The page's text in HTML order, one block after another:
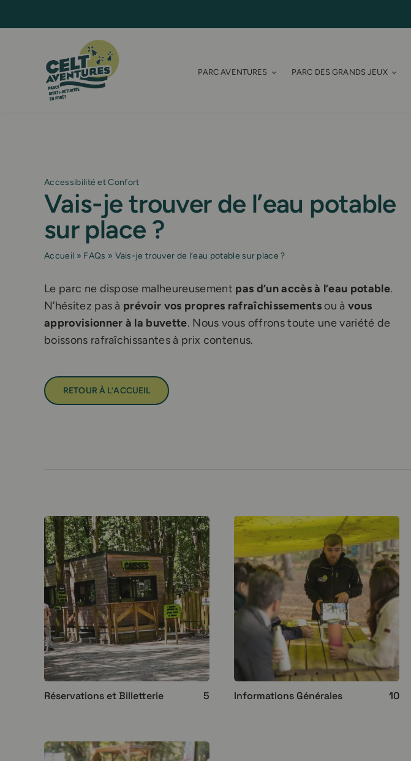
to
PARC AVENTURES PARC DES GRANDS JEUX
Accessibilité et Confort
Vais-je trouver de l’eau potable
sur place ?
Accueil » FAQs » Vais-je trouver de l’eau potable sur place ?
Le parc ne dispose malheureusement pas d’un accès à l’eau potable.
N’hésitez pas à prévoir vos propres rafraîchissementsou àvous
approvisionner à la buvette. Nous vous offrons toute une variété de
boissons rafraîchissantes à prix contenus.
RETOUR À L’ACCUEIL
Réservations et Billetterie 5 Informations Générales 10